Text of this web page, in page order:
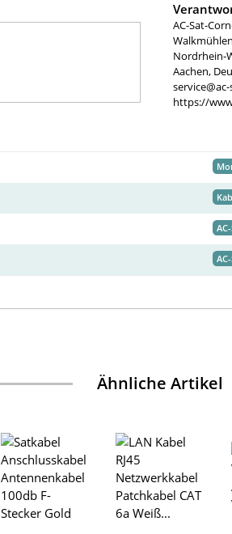
AC-Sat-
Nordrhein-
Aachen,
https://
Ähnliche Artikel